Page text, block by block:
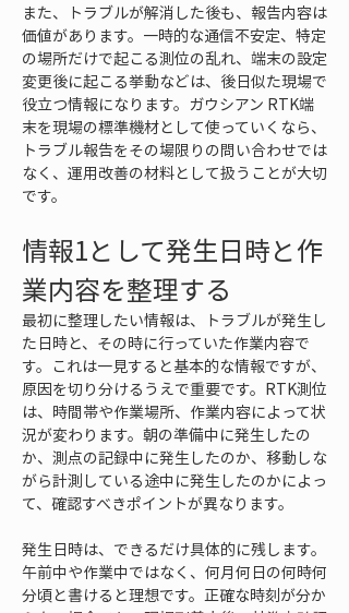
また、トラブルが解消した後も、報告内容は
価値があります。一時的な通信不安定、特定
の場所だけで起こる測位の乱れ、端末の設定
変更後に起こる挙動などは、後日似た現場で
役立つ情報になります。ガウシアン RTK端
末を現場の標準機材として使っていくなら、
トラブル報告をその場限りの問い合わせでは
なく、運用改善の材料として扱うことが大切
です。
情報1として発生日時と作
業内容を整理する
最初に整理したい情報は、トラブルが発生し
た日時と、その時に行っていた作業内容で
す。これは一見すると基本的な情報ですが、
原因を切り分けるうえで重要です。RTK測位
は、時間帯や作業場所、作業内容によって状
況が変わります。朝の準備中に発生したの
か、測点の記録中に発生したのか、移動しな
がら計測している途中に発生したのかによっ
て、確認すべきポイントが異なります。
発生日時は、できるだけ具体的に残します。
午前中や作業中ではなく、何月何日の何時何
分頃と書けると理想です。正確な時刻が分か